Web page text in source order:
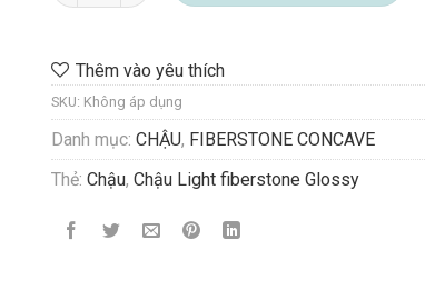
Thêm vào yêu thích
SKU: Không áp dụng
Danh mục: CHẬU, FIBERSTONE CONCAVE
Thẻ: Chậu, Chậu Light fiberstone Glossy